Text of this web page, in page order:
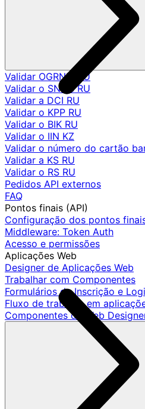
Validar OGRNIP RU
Validar o SNILS RU
Validar a DCI RU
Validar o KPP RU
Validar o BIK RU
Validar o IIN KZ
Validar o número do cartão
Validar a KS RU
Validar o RS RU
Pedidos API externos
FAQ
Pontos finais (API)
Configuração dos pontos
Middleware: Token Auth
Acesso e permissões
Aplicações Web
Designer de Aplicações Web
Trabalhar com Componentes
Formulários de Inscrição e
Fluxo de trabalho em
Componentes de Web